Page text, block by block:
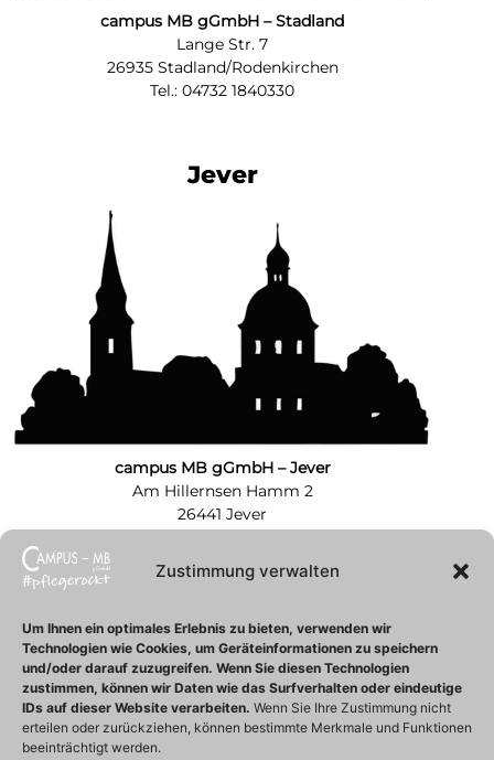
Zustimmung verwalten
Um Ihnen ein optimales Erlebnis zu bieten, verwenden wir
Technologien wie Cookies, um Geräteinformationen zu speichern
und/oder darauf zuzugreifen. Wenn Sie diesen Technologien
zustimmen, können wir Daten wie das Surfverhalten oder eindeutige
IDs auf dieser Website verarbeiten. Wenn Sie Ihre Zustimmung nicht
erteilen oder zurückziehen, können bestimmte Merkmale und Funktionen
beeinträchtigt werden.
campus MB gGmbH – Stadland
Lange Str. 7
26935 Stadland/Rodenkirchen
Tel.: 04732 1840330
Jever
campus MB gGmbH – Jever
Am Hillernsen Hamm 2
26441 Jever
Neue Straße 26
26316 Varel
Tel.: 04451 5139965
Fax.: 04451 5139488
info@campus-mb.de
Unsere Öffnungszeiten: